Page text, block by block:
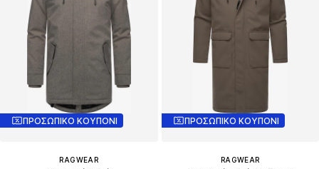
ΠΡΟΣΩΠΙΚΟ ΚΟΥΠΟΝΙ
RAGWEAR
ΠΡΟΣΩΠΙΚΟ ΚΟΥΠΟΝΙ
RAGWEAR